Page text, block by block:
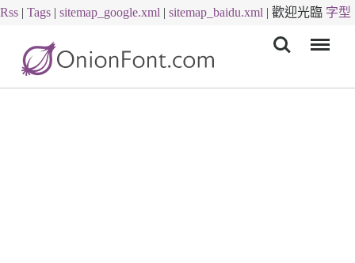
Rss | Tags | sitemap_google.xml | sitemap_baidu.xml | 歡迎光臨 字型